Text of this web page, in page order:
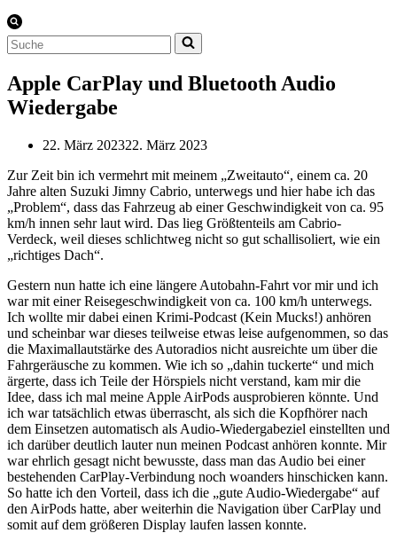
Suchen
nach …
Apple CarPlay und Bluetooth Audio
Wiedergabe
22. März 202322. März 2023
Zur Zeit bin ich vermehrt mit meinem „Zweitauto“, einem ca. 20
Jahre alten Suzuki Jimny Cabrio, unterwegs und hier habe ich das
„Problem“, dass das Fahrzeug ab einer Geschwindigkeit von ca. 95
km/h innen sehr laut wird. Das lieg Größtenteils am Cabrio-
Verdeck, weil dieses schlichtweg nicht so gut schallisoliert, wie ein
„richtiges Dach“.
Gestern nun hatte ich eine längere Autobahn-Fahrt vor mir und ich
war mit einer Reisegeschwindigkeit von ca. 100 km/h unterwegs.
Ich wollte mir dabei einen Krimi-Podcast (Kein Mucks!) anhören
und scheinbar war dieses teilweise etwas leise aufgenommen, so das
die Maximallautstärke des Autoradios nicht ausreichte um über die
Fahrgeräusche zu kommen. Wie ich so „dahin tuckerte“ und mich
ärgerte, dass ich Teile der Hörspiels nicht verstand, kam mir die
Idee, dass ich mal meine Apple AirPods ausprobieren könnte. Und
ich war tatsächlich etwas überrascht, als sich die Kopfhörer nach
dem Einsetzen automatisch als Audio-Wiedergabeziel einstellten und
ich darüber deutlich lauter nun meinen Podcast anhören konnte. Mir
war ehrlich gesagt nicht bewusste, dass man das Audio bei einer
bestehenden CarPlay-Verbindung noch woanders hinschicken kann.
So hatte ich den Vorteil, dass ich die „gute Audio-Wiedergabe“ auf
den AirPods hatte, aber weiterhin die Navigation über CarPlay und
somit auf dem größeren Display laufen lassen konnte.